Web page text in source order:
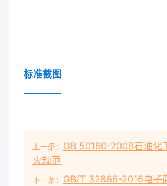
标准截图
上一条： GB 50160-2008石油化
火规范
下一条： GB/T 32866-2016电子